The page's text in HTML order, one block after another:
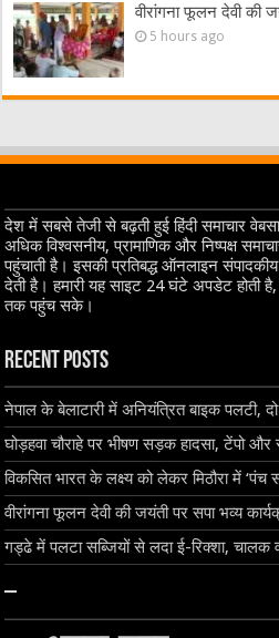
वीरांगना फूलन देवी की
5 hours ago
देश में सबसे तेजी से बढ़ती हुई हिंदी समाचार
अधिक विश्वसनीय, प्रामाणिक और निष्पक्ष
पहुंचाती है। इसकी प्रतिबद्ध ऑनलाइन
देती है। हमारी यह साइट 24 घंटे अपडेट होती
तक पहुंच सके।
Recent Posts
नेपाल के बेलाटारी में अनियंत्रित बाइक पलटी,
घोड़हवा चौराहे पर भीषण सड़क हादसा, टेंपो
विकसित भारत के लक्ष्य को लेकर मिठौरा में ‘पंच
वीरांगना फूलन देवी की जयंती पर सपा भव्य
गड्ढे में पलटा सब्जियों से लदा ई-रिक्शा, चालक
–